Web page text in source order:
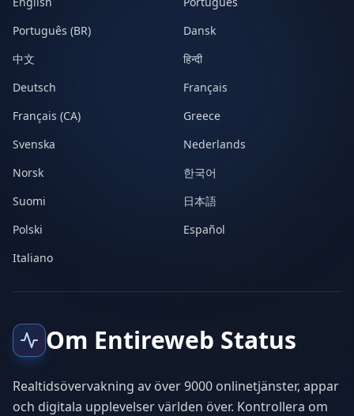
Português (BR)
Dansk
中文
हिन्दी
Deutsch
Français
Français (CA)
Greece
Svenska
Nederlands
Norsk
한국어
Suomi
日本語
Polski
Español
Italiano
Om Entireweb Status
Realtidsövervakning av över 9000 onlinetjänster, appar
och digitala upplevelser världen över. Kontrollera om